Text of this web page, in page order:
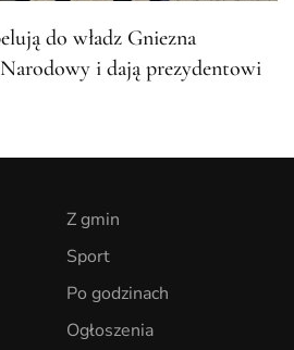
do władz Gniezna
i dają prezydentowi
Z gmin
Sport
Po godzinach
Ogłoszenia